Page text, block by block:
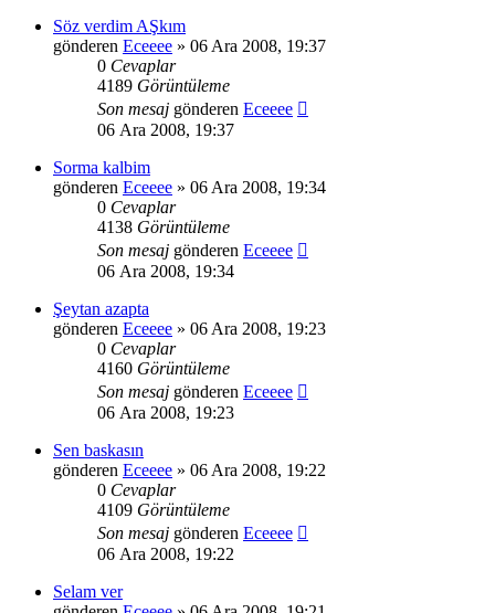
Söz verdim AŞkım
gönderen Eceeee » 06 Ara 2008, 19:37
0 Cevaplar
4189 Görüntüleme
Son mesaj gönderen Eceeee
06 Ara 2008, 19:37
Sorma kalbim
gönderen Eceeee » 06 Ara 2008, 19:34
0 Cevaplar
4138 Görüntüleme
Son mesaj gönderen Eceeee
06 Ara 2008, 19:34
Şeytan azapta
gönderen Eceeee » 06 Ara 2008, 19:23
0 Cevaplar
4160 Görüntüleme
Son mesaj gönderen Eceeee
06 Ara 2008, 19:23
Sen baskasın
gönderen Eceeee » 06 Ara 2008, 19:22
0 Cevaplar
4109 Görüntüleme
Son mesaj gönderen Eceeee
06 Ara 2008, 19:22
Selam ver